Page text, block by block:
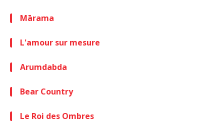
Mārama
L'amour sur mesure
Arumdabda
Bear Country
Le Roi des Ombres